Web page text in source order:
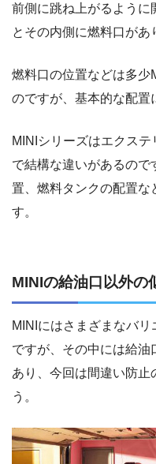
前側に跳ね上がるように
とその内側に燃料口があ
燃料口の位置などは多少
のですが、基本的な配置
MINIシリーズはエクス
で結構な違いがあるので
置、燃料タンクの配置な
す。
MINIの給油口以外の
MINIにはさまざまなバ
ですが、その中には給
あり、今回は間違い防止
う。